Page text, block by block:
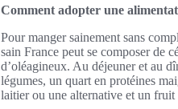
Comment adopter une
Pour manger sainement sans
sain France peut se composer de
d’oléagineux. Au déjeuner et au
légumes, un quart en protéines
laitier ou une alternative et un fruit